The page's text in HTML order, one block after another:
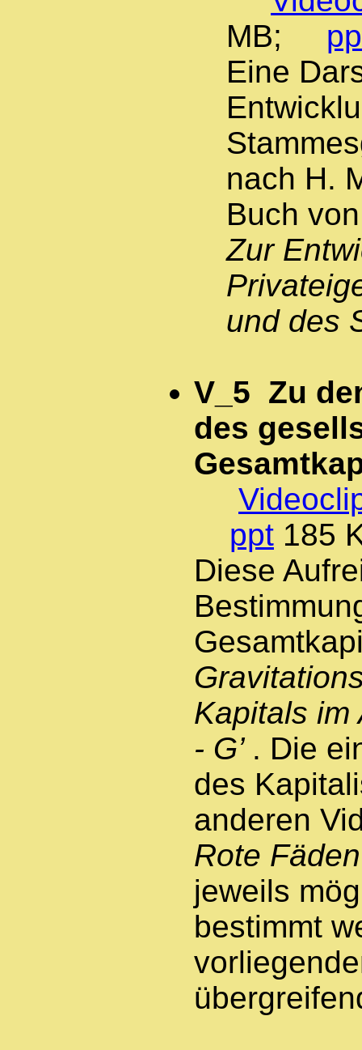
MB;
Eine
nach H.
Buch
Zur
und des
V_5 Zu
des
ppt 185
Diese
Kapitals im
- G’ . Die
des
anderen
Rote
jeweils
bestimmt